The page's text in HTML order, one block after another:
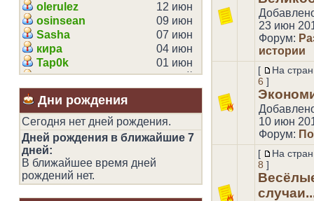
Эмма
3020
Hornisse
3011
Melany
3006
Оля
2911
Катюша
2645
Иришка
2505
Зина
2458
Сестрёнка
Вика55
sasha75
1919
Чародейка Гуманная
Alessana
Wendy Testaburger
Elwen
1408
olerulez
12 июн
osinsean
09 июн
Sasha
07 июн
кира
04 июн
Tap0k
01 июн
Дина
30 май
Света77
27 май
Sergey
Maschulka
06 май
exPeriencer
04 май
jurodivy
Elentra
Ирина Е
AlovaAB
05 апр
Дни рождения
Сегодня нет дней рождения.
Дней рождения в ближайшие 7
дней:
В ближайшее время дней
рождений нет.
23 июн
Форум:
истории
[
На
6 ]
10 июн
Форум:
[
На
8 ]